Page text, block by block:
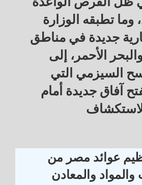
وما تطبقه الوزارة
جديدة في مناطق
الأحمر، إلى
السيزمي التي
آفاق جديدة أمام
عوائد مصر من
والمعادن